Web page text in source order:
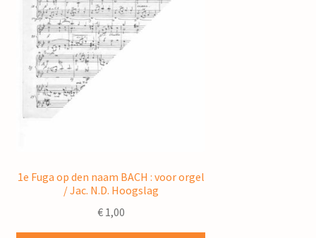
1e Fuga op den naam BACH : voor orgel
/ Jac. N.D. Hoogslag
€1,00